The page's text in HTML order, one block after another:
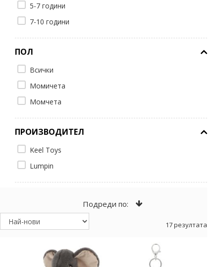
5-7 години
7-10 години
ПОЛ
Всички
Момичета
Момчета
ПРОИЗВОДИТЕЛ
Keel Toys
Lumpin
Подреди по:
17 резултата